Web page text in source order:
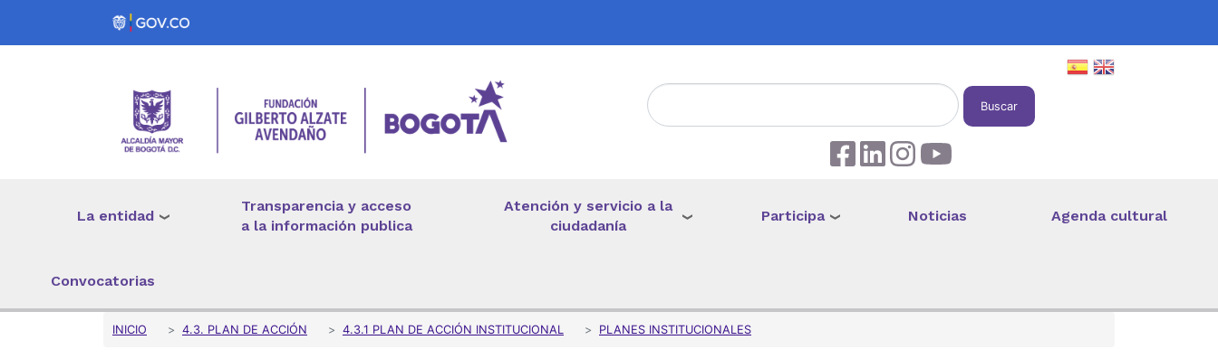
Pasar al contenido principal
Buscar
La entidad
Transparencia y acceso
a la información publica
Atención y servicio a la
ciudadanía
Participa Noticias Agenda cultural
Convocatorias
Sobrescribir enlaces de ayuda a la navegación
INICIO 4.3. PLAN DE ACCIÓN 4.3.1 PLAN DE ACCIÓN INSTITUCIONAL PLANES INSTITUCIONALES